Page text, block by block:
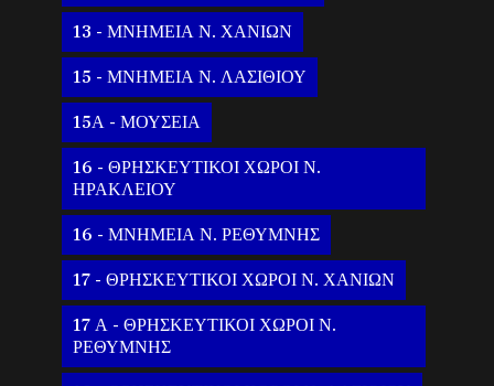
13 - ΜΝΗΜΕΙΑ Ν. ΧΑΝΙΩΝ
15 - ΜΝΗΜΕΙΑ Ν. ΛΑΣΙΘΙΟΥ
15Α - ΜΟΥΣΕΙΑ
16 - ΘΡΗΣΚΕΥΤΙΚΟΙ ΧΩΡΟΙ Ν.
ΗΡΑΚΛΕΙΟΥ
16 - ΜΝΗΜΕΙΑ Ν. ΡΕΘΥΜΝΗΣ
17 - ΘΡΗΣΚΕΥΤΙΚΟΙ ΧΩΡΟΙ Ν. ΧΑΝΙΩΝ
17 Α - ΘΡΗΣΚΕΥΤΙΚΟΙ ΧΩΡΟΙ Ν.
ΡΕΘΥΜΝΗΣ